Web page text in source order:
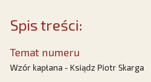
Spis treści:
Temat numeru
Wzór kapłana - Ksiądz Piotr Skarga